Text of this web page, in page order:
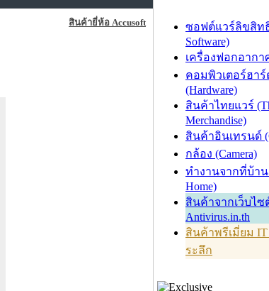
สินค้ายี่ห้อ Accusoft
ซอฟต์แวร์ลิขสิทธิ์
Software)
เครื่องฟอกอากา
คอมพิวเตอร์ฮาร์
(Hardware)
สินค้าไทยแวร์
Merchandise)
สินค้าอินเทรนด์
กล้อง (Camera)
ทำงานจากที่บ้าน
Home)
สินค้าจากเว็บไซ
Antivirus.in.th
สินค้าพรีเมี่ยม
ระลึก